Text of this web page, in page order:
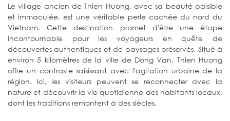
Le village ancien de Thien Huong, avec sa beauté paisible
et immaculée, est une véritable perle cachée du nord du
Vietnam. Cette destination promet d'être une étape
incontournable pour les voyageurs en quête de
découvertes authentiques et de paysages préservés. Situé à
environ 5 kilomètres de la ville de Dong Van, Thien Huong
offre un contraste saisissant avec l'agitation urbaine de la
région. Ici, les visiteurs peuvent se reconnecter avec la
nature et découvrir la vie quotidienne des habitants locaux,
dont les traditions remontent à des siècles.